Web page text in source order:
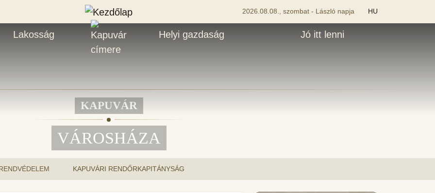
2026.08.08., szombat - László napja HU
Lakosság Helyi gazdaság Jó itt lenni
KAPUVÁR
VÁROSHÁZA
KAPUVÁRI RENDŐRKAPITÁNYSÁG